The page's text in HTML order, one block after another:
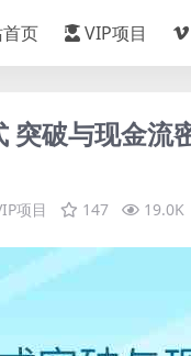
页 VIP项目
突破与现金
项目 147 19.0K